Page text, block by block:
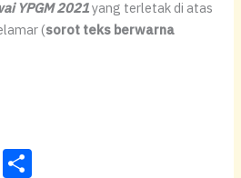
YPGM 2021yang terletak di atas
(sorot teks berwarna
C